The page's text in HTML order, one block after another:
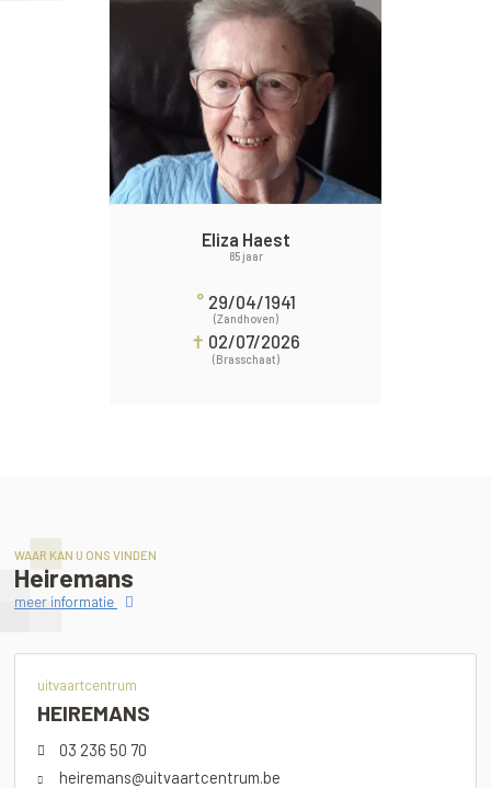
Eliza Haest
85 jaar
° 29/04/1941
(Zandhoven)
✝ 02/07/2026
(Brasschaat)
WAAR KAN U ONS VINDEN
Heiremans
meer informatie
uitvaartcentrum
HEIREMANS
03 236 50 70
heiremans@uitvaartcentrum.be